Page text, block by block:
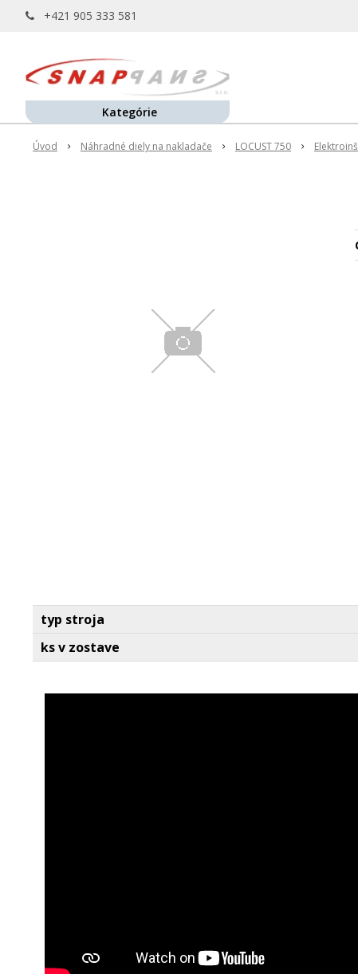
+421 905 333 581
Úvod Náhradné diely na nakladače LOCUST 750
typ stroja
ks v zostave
Kategórie